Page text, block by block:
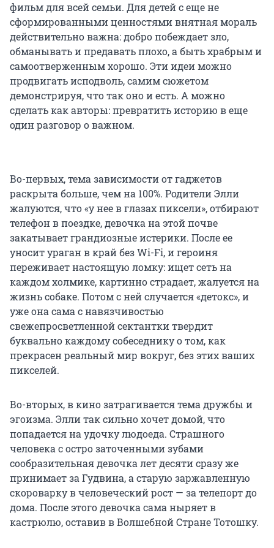
фильм для всей семьи. Для детей с еще не
сформированными ценностями внятная мораль
действительно важна: добро побеждает зло,
обманывать и предавать плохо, а быть храбрым и
самоотверженным хорошо. Эти идеи можно
продвигать исподволь, самим сюжетом
демонстрируя, что так оно и есть. А можно
сделать как авторы: превратить историю в еще
один разговор о важном.
Во-первых, тема зависимости от гаджетов
раскрыта больше, чем на 100%. Родители Элли
жалуются, что «у нее в глазах пиксели», отбирают
телефон в поездке, девочка на этой почве
закатывает грандиозные истерики. После ее
уносит ураган в край без Wi-Fi, и героиня
переживает настоящую ломку: ищет сеть на
каждом холмике, картинно страдает, жалуется на
жизнь собаке. Потом с ней случается «детокс», и
уже она сама с навязчивостью
свежепросветленной сектантки твердит
буквально каждому собеседнику о том, как
прекрасен реальный мир вокруг, без этих ваших
пикселей.
Во-вторых, в кино затрагивается тема дружбы и
эгоизма. Элли так сильно хочет домой, что
попадается на удочку людоеда. Страшного
человека с остро заточенными зубами
сообразительная девочка лет десяти сразу же
принимает за Гудвина, а старую заржавленную
скороварку в человеческий рост — за телепорт до
дома. После этого девочка сама ныряет в
кастрюлю, оставив в Волшебной Стране Тотошку.